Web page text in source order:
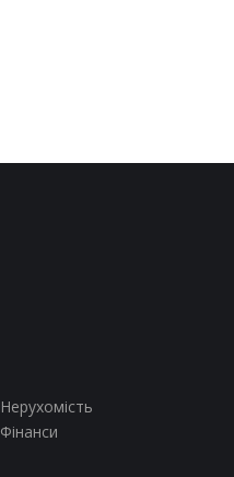
Нерухомість
Фінанси